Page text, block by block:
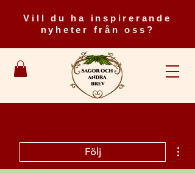
Vill du ha inspirerande
nyheter från oss?
Följ